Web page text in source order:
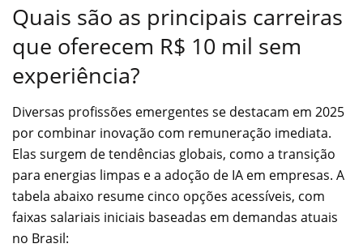
Quais são as principais carreiras
que oferecem R$ 10 mil sem
experiência?
Diversas profissões emergentes se destacam em 2025
por combinar inovação com remuneração imediata.
Elas surgem de tendências globais, como a transição
para energias limpas e a adoção de IA em empresas. A
tabela abaixo resume cinco opções acessíveis, com
faixas salariais iniciais baseadas em demandas atuais
no Brasil: